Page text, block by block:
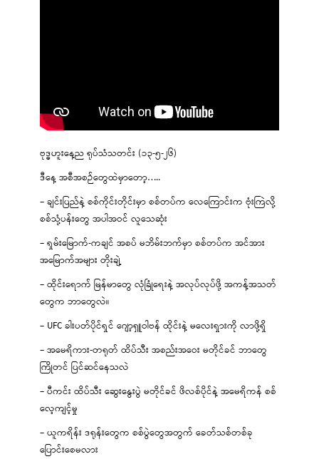
ဗုဒ္ဓဟူးနေ့ည ရုပ်သံသတင်း (၁၃-၅-၂၆)
ဒီနေ့ အစီအစဉ်တွေထဲမှာတော့…..
– ချင်းပြည်နဲ့ စစ်ကိုင်းတိုင်းမှာ စစ်တပ်က လေကြောင်းက ဗုံးကြဲလို့
စစ်သုံ့ပန်းတွေ အပါအဝင် လူသေဆုံး
– ရှမ်းမြောက်-ကချင် အစပ် မဘိမ်းဘက်မှာ စစ်တပ်က အင်အား
အမြောက်အများ တိုးချဲ့
– ထိုင်းရောက် မြန်မာတွေ လုံခြုံရေးနဲ့ အလုပ်လုပ်ဖို့ အကန့်အသတ်
တွေက ဘာတွေလဲ။
– UFC ခါးပတ်ပိုင်ရှင် ဂျော့ရှူဝါဗန် ထိုင်းနဲ့ မလေးရှားကို လာဖို့ရှိ
– အမေရိကား-တရုတ် ထိပ်သီး အစည်းအဝေး မတိုင်ခင် ဘာတွေ
ကြိုတင် ပြင်ဆင်နေသလဲ
– ပီကင်း ထိပ်သီး ဆွေးနွေးပွဲ မတိုင်ခင် ဖိလစ်ပိုင်နဲ့ အမေရိကန် စစ်
လေ့ကျင့်မှု
– ယူကရိန်း ဒရုန်းတွေက စစ်ပွဲတွေအတွက် ခေတ်သစ်တစ်ခု
ပြောင်းစေမလား